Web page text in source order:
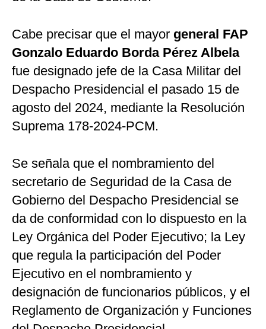
Cabe precisar que el mayor general FAP
Gonzalo Eduardo Borda Pérez Albela
fue designado jefe de la Casa Militar del
Despacho Presidencial el pasado 15 de
agosto del 2024, mediante la Resolución
Suprema 178-2024-PCM.
Se señala que el nombramiento del
secretario de Seguridad de la Casa de
Gobierno del Despacho Presidencial se
da de conformidad con lo dispuesto en la
Ley Orgánica del Poder Ejecutivo; la Ley
que regula la participación del Poder
Ejecutivo en el nombramiento y
designación de funcionarios públicos, y el
Reglamento de Organización y Funciones